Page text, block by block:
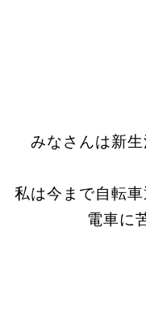
みなさんは新
私は今まで自転
電車に